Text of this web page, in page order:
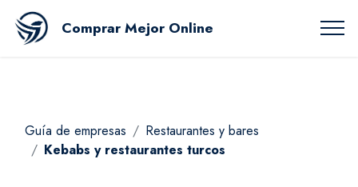
Comprar Mejor Online
Guía de empresas
Restaurantes y bares
Kebabs y restaurantes turcos